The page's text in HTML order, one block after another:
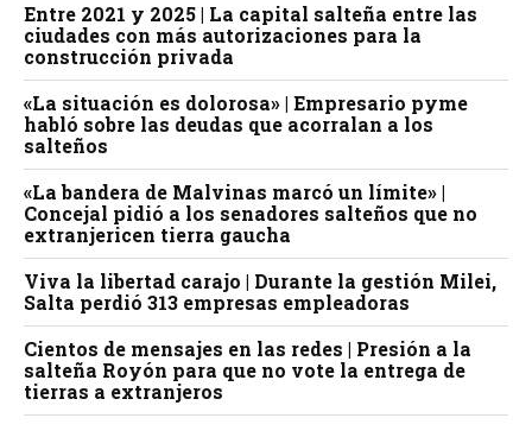
Entre 2021 y 2025 | La capital salteña entre las
ciudades con más autorizaciones para la
construcción privada
«La situación es dolorosa» | Empresario pyme
habló sobre las deudas que acorralan a los
salteños
«La bandera de Malvinas marcó un límite» |
Concejal pidió a los senadores salteños que no
extranjericen tierra gaucha
Viva la libertad carajo | Durante la gestión Milei,
Salta perdió 313 empresas empleadoras
Cientos de mensajes en las redes | Presión a la
salteña Royón para que no vote la entrega de
tierras a extranjeros